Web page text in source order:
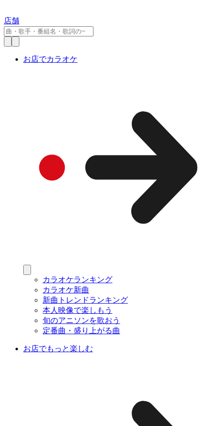
店舗
お店でカラオケ
カラオケランキング
カラオケ新曲
新曲トレンドランキング
本人映像で楽しもう
旬のアニソンを歌おう
定番曲・盛り上がる曲
お店でもっと楽しむ